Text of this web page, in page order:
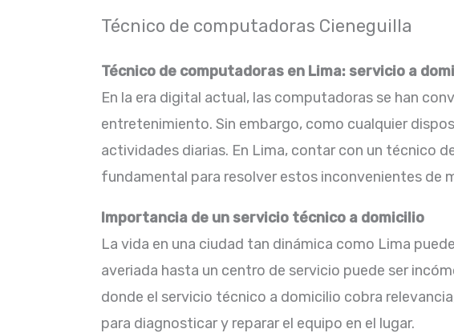
Técnico de computadoras Cieneguilla
Técnico de computadoras en Lima: servicio a
En la era digital actual, las computadoras se han
entretenimiento. Sin embargo, como cualquier
actividades diarias. En Lima, contar con un técnico
fundamental para resolver estos inconvenientes de
Importancia de un servicio técnico a domicilio
La vida en una ciudad tan dinámica como Lima
averiada hasta un centro de servicio puede ser
donde el servicio técnico a domicilio cobra
para diagnosticar y reparar el equipo en el lugar.​